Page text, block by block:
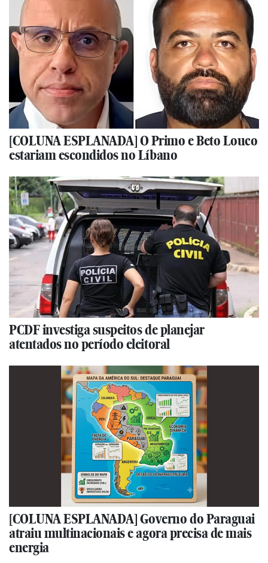
[COLUNA ESPLANADA] O Primo e Beto Louco
estariam escondidos no Líbano
PCDF investiga suspeitos de planejar
atentados no período eleitoral
[COLUNA ESPLANADA] Governo do Paraguai
atraiu multinacionais e agora precisa de mais
energia